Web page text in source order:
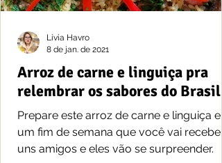
Arroz de carne e linguiça pra
relembrar os sabores do Brasil
Prepare este arroz de carne e linguiça
um fim de semana que você vai receber
uns amigos e eles vão se surpreender.
Livia Havro
8 de jan. de 2021